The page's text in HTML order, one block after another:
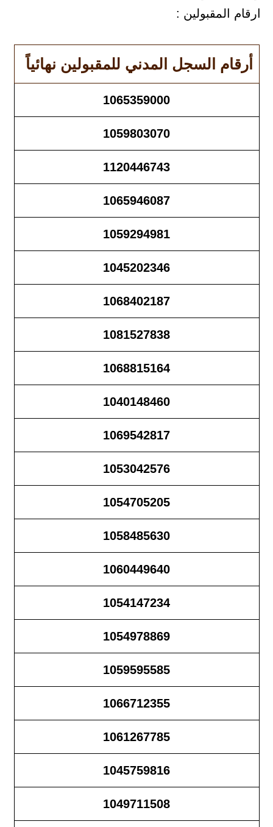
ارقام المقبولين :
أرقام السجل المدني للمقبولين نهائياً
1065359000
1059803070
1120446743
1065946087
1059294981
1045202346
1068402187
1081527838
1068815164
1040148460
1069542817
1053042576
1054705205
1058485630
1060449640
1054147234
1054978869
1059595585
1066712355
1061267785
1045759816
1049711508